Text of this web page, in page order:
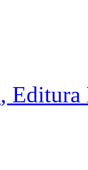
, Editura